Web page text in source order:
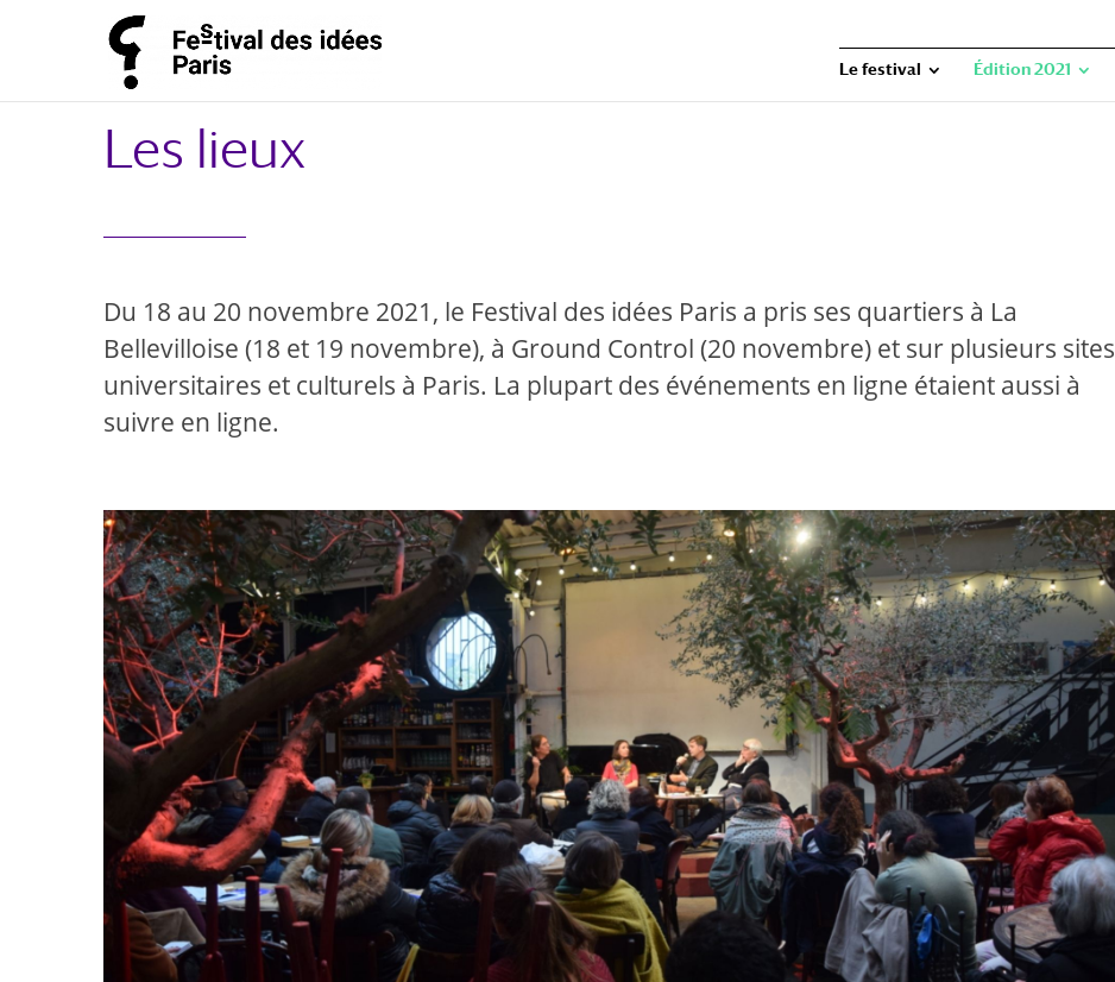
Le festival Édition 2021
Les lieux
Du 18 au 20 novembre 2021, le Festival des idées Paris a pris ses quartiers à La
Bellevilloise (18 et 19 novembre), à Ground Control (20 novembre) et sur plusieurs sites
universitaires et culturels à Paris. La plupart des événements en ligne étaient aussi à
suivre en ligne.